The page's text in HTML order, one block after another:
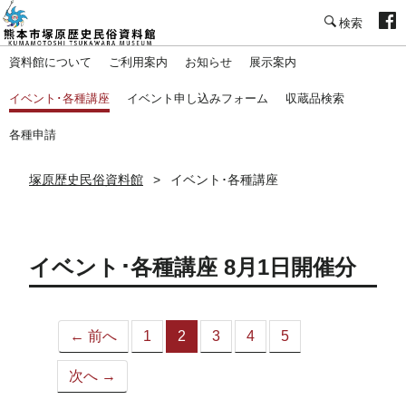
資料館について ご利用案内 お知らせ 展示案内
イベント･各種講座 イベント申し込みフォーム 収蔵品検索
各種申請
塚原歴史民俗資料館 イベント･各種講座
イベント･各種講座 8月1日開催分
← 前へ 1 2
（こ
3 4 5
次へ →